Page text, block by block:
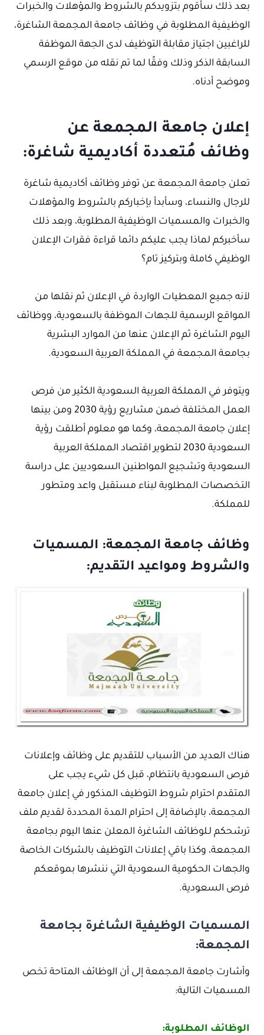
بعد ذلك سأقوم بتزويدكم بالشروط والمؤهلات والخبرات
الوظيفية المطلوبة في وظائف جامعة المجمعة الشاغرة،
للراغبين اجتياز مقابلة التوظيف لدى الجهة الموظفة
السابقة الذكر وذلك وفقًا لما تم نقله من موقع الرسمي
وموضح أدناه.
إعلان جامعة المجمعة عن
وظائف مُتعددة أكاديمية شاغرة:
تعلن جامعة المجمعة عن توفر وظائف أكاديمية شاغرة
للرجال والنساء، وسأبدأ بإخباركم بالشروط والمؤهلات
والخبرات والمسميات الوظيفية المطلوبة، وبعد ذلك
سأخبركم لماذا يجب عليكم دائما قراءة فقرات الإعلان
الوظيفي كاملة وبتركيز تام؟
لآنه جميع المعطيات الواردة في الإعلان ثم نقلها من
المواقع الرسمية للجهات الموظفة بالسعودية، ووظائف
اليوم الشاغرة ثم الإعلان عنها من الموارد البشرية
بجامعة المجمعة في المملكة العربية السعودية.
ويتوفر في المملكة العربية السعودية الكثير من فرص
العمل المختلفة ضمن مشاريع رؤية 2030 ومن بينها
إعلان جامعة المجمعة، وكما هو معلوم أطلقت رؤية
السعودية 2030 لتطوير اقتصاد المملكة العربية
السعودية وتشجيع المواطنين السعوديين على دراسة
التخصصات المطلوبة لبناء مستقبل واعد ومتطور
للمملكة.
وظائف جامعة المجمعة: المسميات
والشروط ومواعيد التقديم:
هناك العديد من الأسباب للتقديم على وظائف وإعلانات
فرص السعودية بانتظام، قبل كل شيء يجب على
المتقدم احترام شروط التوظيف المذكور في إعلان جامعة
المجمعة، بالإضافة إلى احترام المدة المحددة لقديم ملف
ترشحكم لـلوظائف الشاغرة المعلن عنها اليوم بجامعة
المجمعة، وكذا باقي إعلانات التوظيف بالشركات الخاصة
والجهات الحكومية السعودية التي ننشرها بموقعكم
فرص السعودية.
المسميات الوظيفية الشاغرة بجامعة
المجمعة:
وأشارت جامعة المجمعة إلى أن الوظائف المتاحة تخص
المسميات التالية:
الوظائف المطلوبة: